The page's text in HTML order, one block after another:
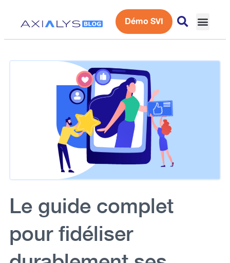
Démo SVI
Le guide complet
pour fidéliser